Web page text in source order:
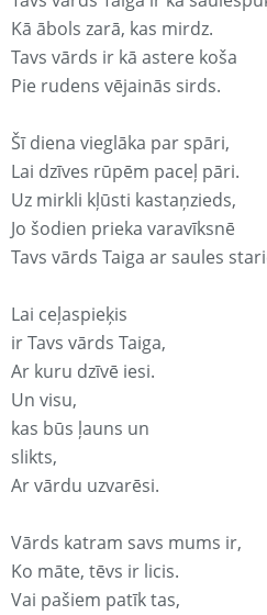
Kā ābols zarā, kas mirdz.
Tavs vārds ir kā astere koša
Pie rudens vējainās sirds.
Šī diena vieglāka par spāri,
Lai dzīves rūpēm paceļ pāri.
Uz mirkli kļūsti kastaņzieds,
Jo šodien prieka varavīksnē
Tavs vārds Taiga ar saules
Lai ceļaspieķis
ir Tavs vārds Taiga,
Ar kuru dzīvē iesi.
Un visu,
kas būs ļauns un
slikts,
Ar vārdu uzvarēsi.
Vārds katram savs mums ir,
Ko māte, tēvs ir licis.
Vai pašiem patīk tas,